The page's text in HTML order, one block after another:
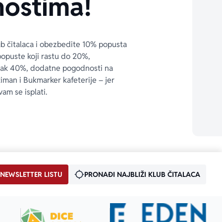
čitalaca i obezbedite 10% popusta
koji rastu do 20%,
40%, dodatne pogodnosti na
i Bukmarker kafeterije – jer
se isplati.
LISTU PRONAĐI NAJBLIŽI KLUB ČITALACA